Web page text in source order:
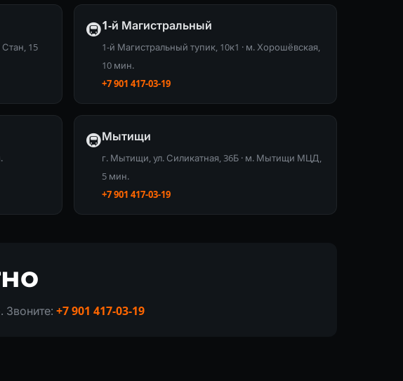
15
🚇1-й Магистральный
1-й Магистральный тупик, 10к1 · м. Хорошёвская,
10 мин.
+7 901 417-03-19
🚇Мытищи
г. Мытищи, ул. Силикатная, 36Б · м. Мытищи МЦД,
5 мин.
+7 901 417-03-19
+7 901 417-03-19